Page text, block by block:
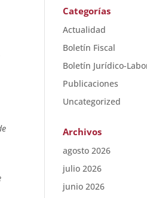
Categorías
Actualidad
Boletín Fiscal
Boletín Jurídico-
Publicaciones
Uncategorized
Archivos
agosto 2026
julio 2026
junio 2026